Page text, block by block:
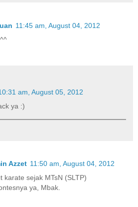
11:45 am, August 04, 2012
am, August 05, 2012
ya :)
Azzet 11:50 am, August 04, 2012
karate sejak MTsN (SLTP)
ya, Mbak.